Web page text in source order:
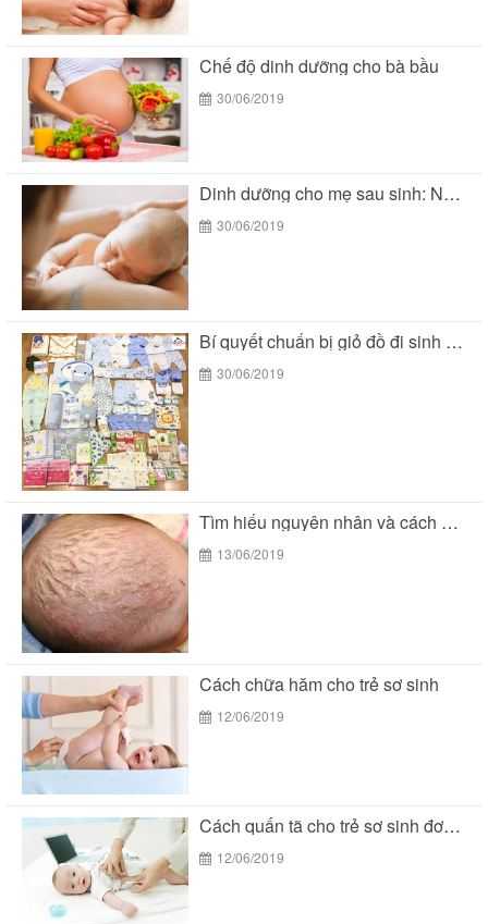
Chế độ dinh dưỡng cho bà bầu
30/06/2019
Dinh dưỡng cho mẹ sau sinh: Nên ăn gì...
30/06/2019
Bí quyết chuẩn bị giỏ đồ đi sinh mùa...
30/06/2019
Tìm hiểu nguyên nhân và cách chữa cứt trâu...
13/06/2019
Cách chữa hăm cho trẻ sơ sinh
12/06/2019
Cách quấn tã cho trẻ sơ sinh đơn giản...
12/06/2019